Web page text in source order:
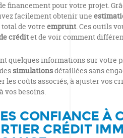
financement pour votre projet.
facilement obtenir une
de votre emprunt. Ces outils
créditet de voir comment
quelques informations sur votre
simulationsdétaillées sans
les coûts associés, à ajuster vos
vos besoins.
CONFIANCE À
CRÉDIT